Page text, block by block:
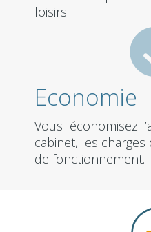
loisirs.
Economie
Vous économisez
cabinet, les charges
de fonctionnement.